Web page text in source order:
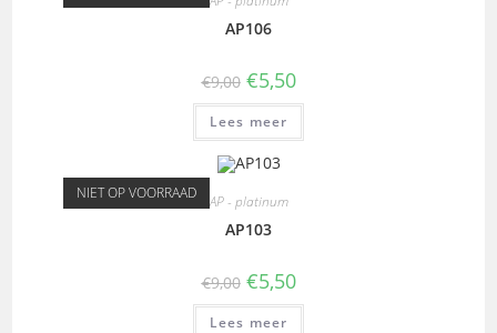
AP106
€9,00 €5,50
Lees meer
NIET OP VOORRAAD AP - platinum
AP103
€9,00 €5,50
Lees meer